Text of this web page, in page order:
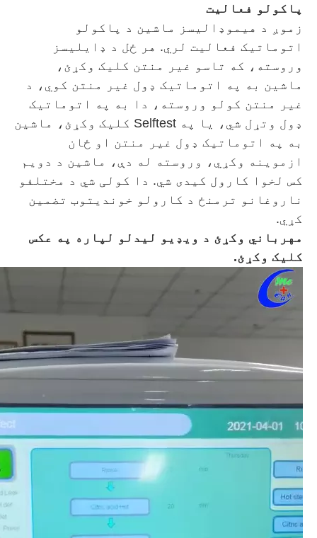
پاکولو فعالیت
زموږ د هیموډالیسز ماشین د پاکولو
اتوماتیک فعالیت لري. هر ځل د ډایلیسز
وروسته، که تاسو غیر منتن کلیک وکړئ،
ماشین به په اتوماتيک ډول غیر منتن کوي، د
غیر منتن کولو وروسته، دا به په اتوماتيک
ډول وتړل شي، یا په Selftest کلیک وکړئ، ماشین
به په اتوماتيک ډول غیر منتن او ځان
ازموینه وکړي، وروسته له دې، ماشین د دویم
کس لخوا کارول کیدی شي. دا کولی شي د مختلفو
ناروغانو ترمنځ د کارولو خوندیتوب تضمین
کړي.
مهرباني وکړئ د ویډیو لیدلو لپاره په عکس
کلیک وکړئ.